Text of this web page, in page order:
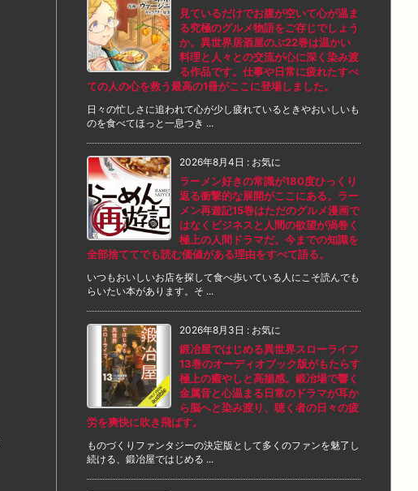
見ているだけでお腹が空いて心が温ま
る究極のグルメ物語をご存じでしょう
か。異世界居酒屋のぶ22巻は温かい
料理と人々との交流が心に深く染み渡
る作品です。仕事や日常に疲れたすべ
ての人の心を救う最高の1冊がここに登場しました。
日々の忙しさに追われて心が少し疲れているときやおいしいも
のを食べてほっと一息つき ...
2026年8月4日 : お気に
ラーメン好きの常識が180度ひっくり
返る衝撃的な展開がここにある。ラー
メン再遊記15巻はただのグルメ漫画で
はなくビジネスと人間の欲望が渦巻く
極上の人間ドラマだ。今までの知識を
全部捨ててでも読む価値がある理由をすべて語る。
いつもおいしいお店を探して食べ歩いている人にこそ読んでも
らいたい本があります。そ ...
2026年8月3日 : お気に
鍛冶屋ではじめる異世界スローライフ
13巻のオーディオブック版がもたらす
極上の癒やしと高揚感。鍛冶場で響く
金属音と心温まる日常のドラマが耳か
ら脳へと染み渡り、聴く者の日々の疲
労を爽快に吹き飛ばす。
ものづくりファンタジーの決定版として多くのファンを魅了し
続ける、鍛冶屋ではじめる ...